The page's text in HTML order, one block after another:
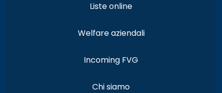
Liste online
Welfare aziendali
Incoming FVG
Chi siamo